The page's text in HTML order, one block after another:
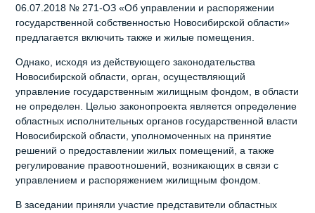
06.07.2018 № 271-ОЗ «Об управлении и распоряжении
государственной собственностью Новосибирской области»
предлагается включить также и жилые помещения.
Однако, исходя из действующего законодательства
Новосибирской области, орган, осуществляющий
управление государственным жилищным фондом, в области
не определен. Целью законопроекта является определение
областных исполнительных органов государственной власти
Новосибирской области, уполномоченных на принятие
решений о предоставлении жилых помещений, а также
регулирование правоотношений, возникающих в связи с
управлением и распоряжением жилищным фондом.
В заседании приняли участие представители областных